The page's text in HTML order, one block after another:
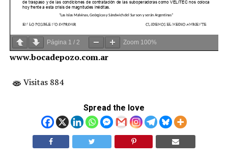
Página 1 / 2 Zoom 100%
www.bocadepozo.com.ar
Visitas 884
Spread the love